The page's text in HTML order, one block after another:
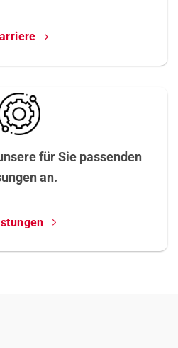
für Sie passenden
an.